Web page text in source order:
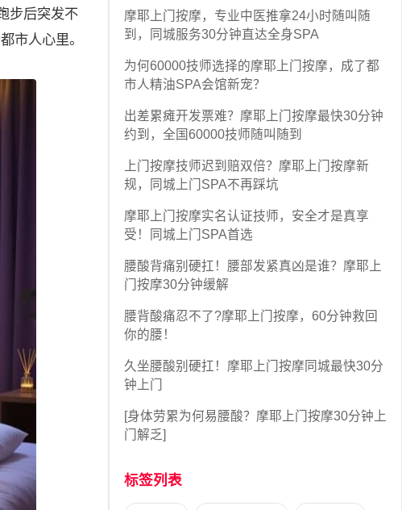
步后突发不
市人心里。
摩耶上门按摩，专业中医推拿24小时随叫随
到，同城服务30分钟直达全身SPA
为何60000技师选择的摩耶上门按摩，成了都
市人精油SPA会馆新宠？
出差累瘫开发票难？摩耶上门按摩最快30分钟
约到，全国60000技师随叫随到
上门按摩技师迟到赔双倍？摩耶上门按摩新
规，同城上门SPA不再踩坑
摩耶上门按摩实名认证技师，安全才是真享
受！同城上门SPA首选
腰酸背痛别硬扛！腰部发紧真凶是谁？摩耶上
门按摩30分钟缓解
腰背酸痛忍不了?摩耶上门按摩，60分钟救回
你的腰！
久坐腰酸别硬扛！摩耶上门按摩同城最快30分
钟上门
[身体劳累为何易腰酸？摩耶上门按摩30分钟上
门解乏]
标签列表